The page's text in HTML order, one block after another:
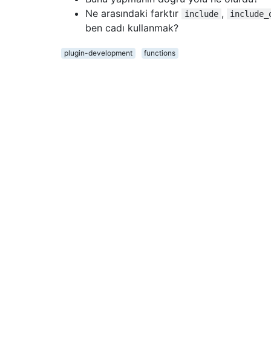
Ne arasındaki farktır
include ,
ben cadı kullanmak?
plugin-development functions